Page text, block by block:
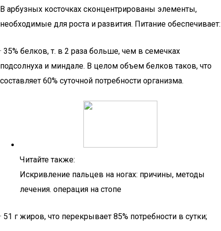
В арбузных косточках сконцентрированы элементы,
необходимые для роста и развития. Питание обеспечивает:
· 35% белков, т. в 2 раза больше, чем в семечках
подсолнуха и миндале. В целом объем белков таков, что
составляет 60% суточной потребности организма.
Читайте также:
Искривление пальцев на ногах: причины, методы
лечения. операция на стопе
· 51 г жиров, что перекрывает 85% потребности в сутки;